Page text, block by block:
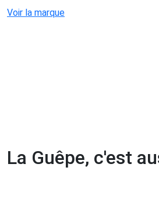
Voir la marque
La Guêpe, c'est